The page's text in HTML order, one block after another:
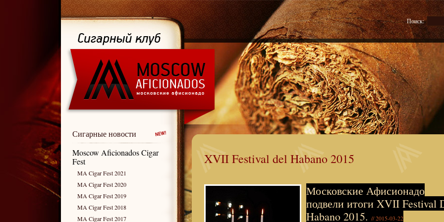
Поиск:
Сигарные новости
Moscow Aficionados Cigar
Fest
MA Cigar Fest 2021
MA Cigar Fest 2020
MA Cigar Fest 2019
MA Cigar Fest 2018
MA Cigar Fest 2017
XVII Festival del Habano 2015
Московские Афисионадо
подвели итоги XVII Festival
Habano 2015. // 2015-03-22